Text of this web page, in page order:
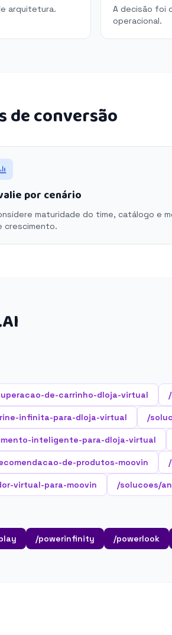
arquitetura.
A decisão foi
operacional.
de conversão
por cenário
maturidade do time, catálogo e
crescimento.
de-carrinho-dloja-virtual
infinita-para-dloja-virtual /
inteligente-para-dloja-virtual
de-produtos-moovin
virtual-para-moovin /solucoes/
/powerinfinity /powerlook